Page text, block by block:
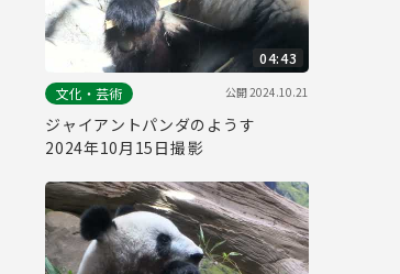
04:43
文化・芸術
公開2024.10.21
ジャイアントパンダのようす
2024年10月15日撮影